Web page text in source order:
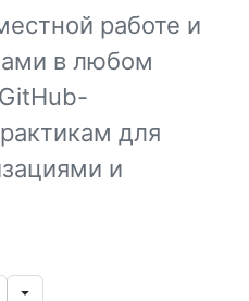
работе и
в любом
для
и